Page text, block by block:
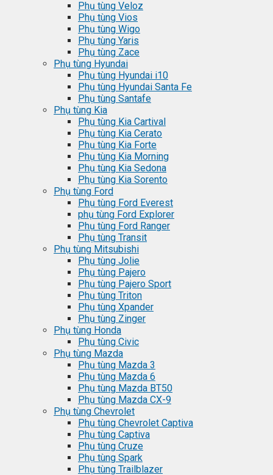
Phụ tùng Veloz
Phụ tùng Vios
Phụ tùng Wigo
Phụ tùng Yaris
Phụ tùng Zace
Phụ tùng Hyundai
Phụ tùng Hyundai i10
Phụ tùng Hyundai Santa Fe
Phụ tùng Santafe
Phụ tùng Kia
Phụ tùng Kia Cartival
Phụ tùng Kia Cerato
Phụ tùng Kia Forte
Phụ tùng Kia Morning
Phụ tùng Kia Sedona
Phụ tùng Kia Sorento
Phụ tùng Ford
Phụ tùng Ford Everest
phụ tùng Ford Explorer
Phụ tùng Ford Ranger
Phụ tùng Transit
Phụ tùng Mitsubishi
Phụ tùng Jolie
Phụ tùng Pajero
Phụ tùng Pajero Sport
Phụ tùng Triton
Phụ tùng Xpander
Phụ tùng Zinger
Phụ tùng Honda
Phụ tùng Civic
Phụ tùng Mazda
Phụ tùng Mazda 3
Phụ tùng Mazda 6
Phụ tùng Mazda BT50
Phụ tùng Mazda CX-9
Phụ tùng Chevrolet
Phụ tùng Chevrolet Captiva
Phụ tùng Captiva
Phụ tùng Cruze
Phụ tùng Spark
Phụ tùng Trailblazer